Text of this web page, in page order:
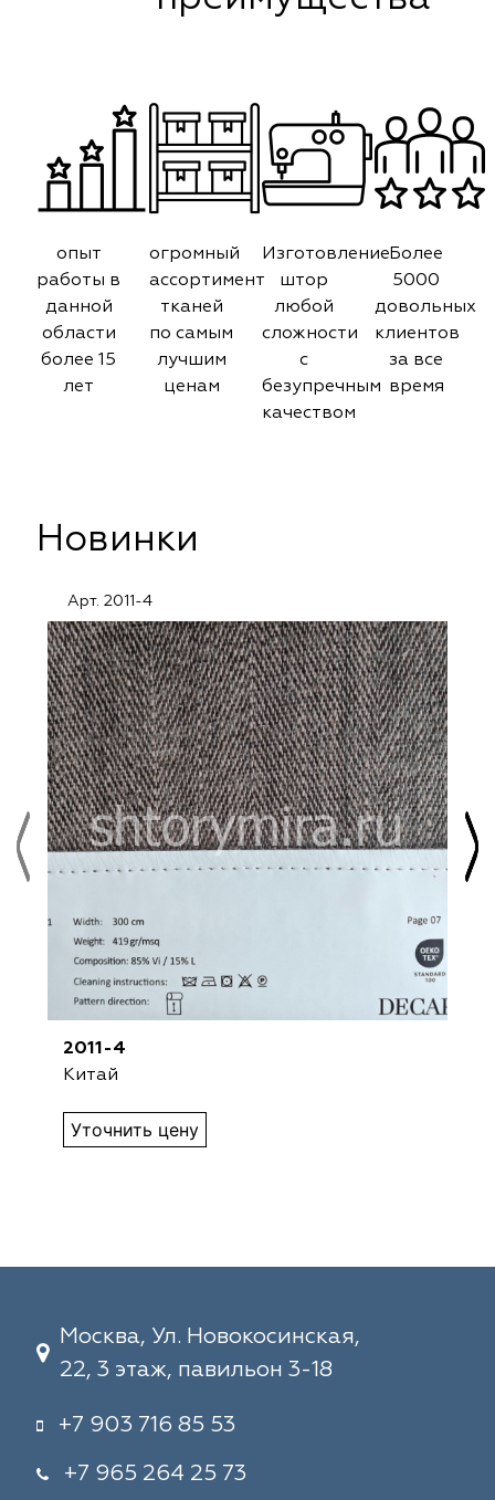
опыт
работы в
данной
области
более 15
лет
огромный
ассортимент
тканей
по самым
лучшим
ценам
Изготовление
штор
любой
сложности
с
безупречным
качеством
Более
5000
довольных
клиентов
за все
время
Новинки
Арт. 2011-4
2011-4
Китай
Уточнить цену
Москва, Ул. Новокосинская,
22, 3 этаж, павильон 3-18
+7 903 716 85 53
+7 965 264 25 73